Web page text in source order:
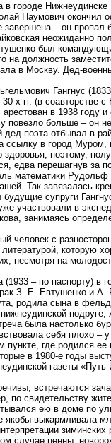
городе Нижнеудинске
Наумович окончил
– он пропал
неожиданно
был
на должность
в Москву. Дед-
Гангнус
х гг. (в соавторстве
в 1938 году и
повезло больше – он
поэта отбывал в
ссылку в город
поэтому,
едва перешагнув за
математики Рудольф
Так завязалась
супруги
участвовали в
занимаясь
человек с
которую
несмотря на
– по паспорту) в
З. Е. Евтушенко и А.
родила сына в
была настолько
себя плохо –
где родился
в 1980-е годы
газеты
встречаются
по свидетельству
ею в доме по
якобы выкармливала
зиминских
случае ценны,